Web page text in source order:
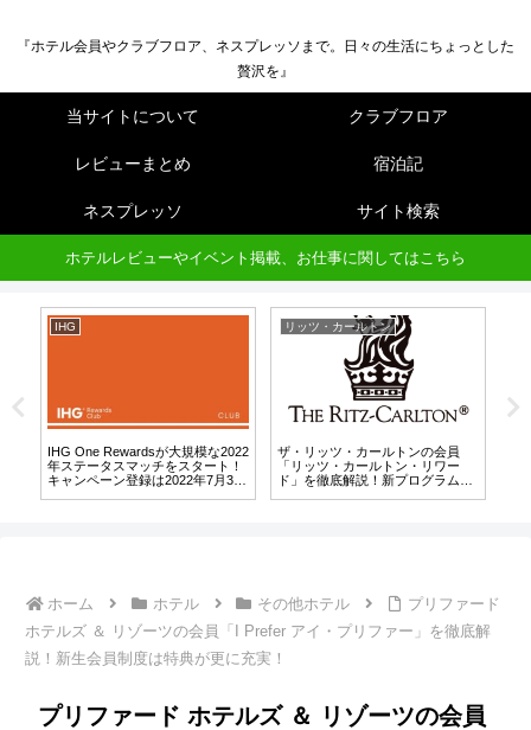
『ホテル会員やクラブフロア、ネスプレッソまで。日々の生活にちょっとした
贅沢を』
当サイトについて クラブフロア
レビューまとめ 宿泊記
ネスプレッソ サイト検索
ホテルレビューやイベント掲載、お仕事に関してはこちら
IHG
IHG One Rewardsが大規模な2022
年ステータスマッチをスタート！
キャンペーン登録は2022年7月31
リッツ・カールトン
ザ・リッツ・カールトンの会員
「リッツ・カールトン・リワー
ド」を徹底解説！新プログラムに
ホーム ホテル その他ホテル
プリファード
ホテルズ ＆ リゾーツの会員「I Prefer アイ・プリファー」を徹底解
説！新生会員制度は特典が更に充実！
プリファード ホテルズ ＆ リゾーツの会員